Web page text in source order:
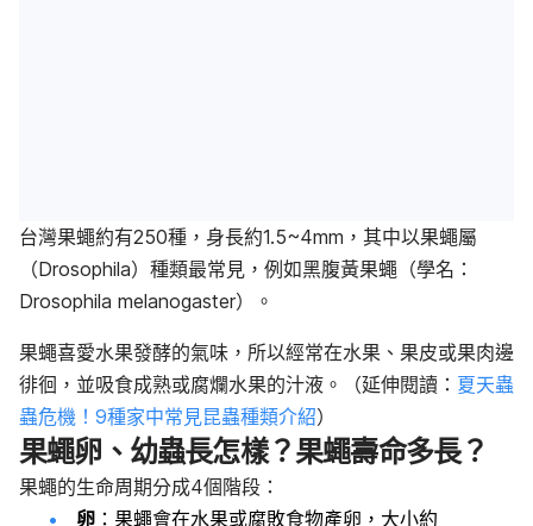
台灣果蠅約有250種，身長約1.5~4mm，其中以果蠅屬
（Drosophila）種類最常見，例如黑腹黃果蠅（學名：
Drosophila melanogaster）。
果蠅喜愛水果發酵的氣味，所以經常在水果、果皮或果肉邊
徘徊，並吸食成熟或腐爛水果的汁液。（延伸閱讀： 夏天蟲
蟲危機！9種家中常見昆蟲種類介紹）
果蠅卵、幼蟲長怎樣？果蠅壽命多長？
果蠅的生命周期分成4個階段：
卵 ：果蠅會在水果或腐敗食物產卵，大小約